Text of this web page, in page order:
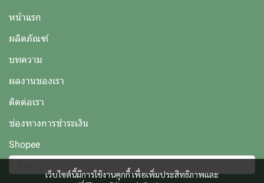
เว็บไซต์นี้มีการใช้งานคุกกี้ เพื่อเพิ่มประสิทธิภาพและ
หน้าแรก
ผลิตภัณฑ์
บทความ
ผลงานของเรา
ติดต่อเรา
ช่องทางการชำระเงิน
Shopee